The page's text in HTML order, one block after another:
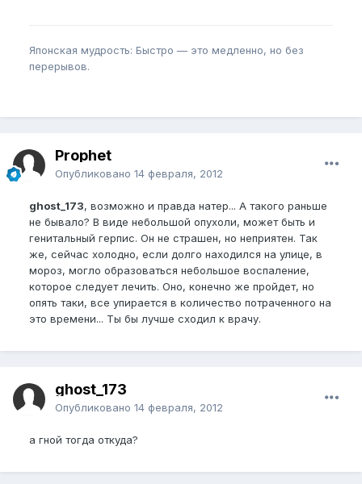
Японская мудрость: Быстро — это медленно, но без
перерывов.
Prophet
Опубликовано 14 февраля, 2012
ghost_173, возможно и правда натер... А такого раньше
не бывало? В виде небольшой опухоли, может быть и
генитальный герпис. Он не страшен, но неприятен. Так
же, сейчас холодно, если долго находился на улице, в
мороз, могло образоваться небольшое воспаление,
которое следует лечить. Оно, конечно же пройдет, но
опять таки, все упирается в количество потраченного на
это времени... Ты бы лучше сходил к врачу.
ghost_173
Опубликовано 14 февраля, 2012
а гной тогда откуда?